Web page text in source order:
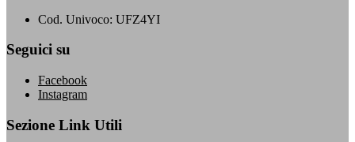
Cod. Univoco: UFZ4YI
Seguici su
Facebook
Instagram
Sezione Link Utili